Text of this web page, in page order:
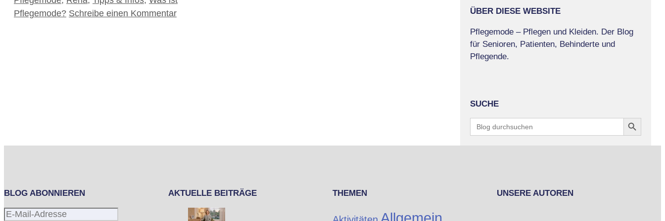
Pflegemode? Schreibe einen Kommentar ÜBER DIESE WEBSITE
Pflegemode – Pflegen und Kleiden. Der Blog
für Senioren, Patienten, Behinderte und
Pflegende.
SUCHE
Search
for:
Search Button
BLOG ABONNIEREN
E-
AKTUELLE BEITRÄGE THEMEN
Allgemein
UNSERE AUTOREN